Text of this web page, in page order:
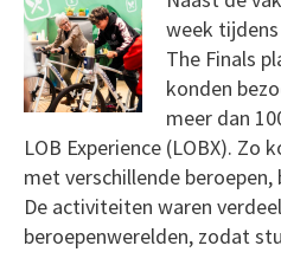
week tijdens
The Finals
konden
meer dan
LOB Experience (LOBX). Zo
met verschillende
De activiteiten waren
beroepenwerelden, zodat